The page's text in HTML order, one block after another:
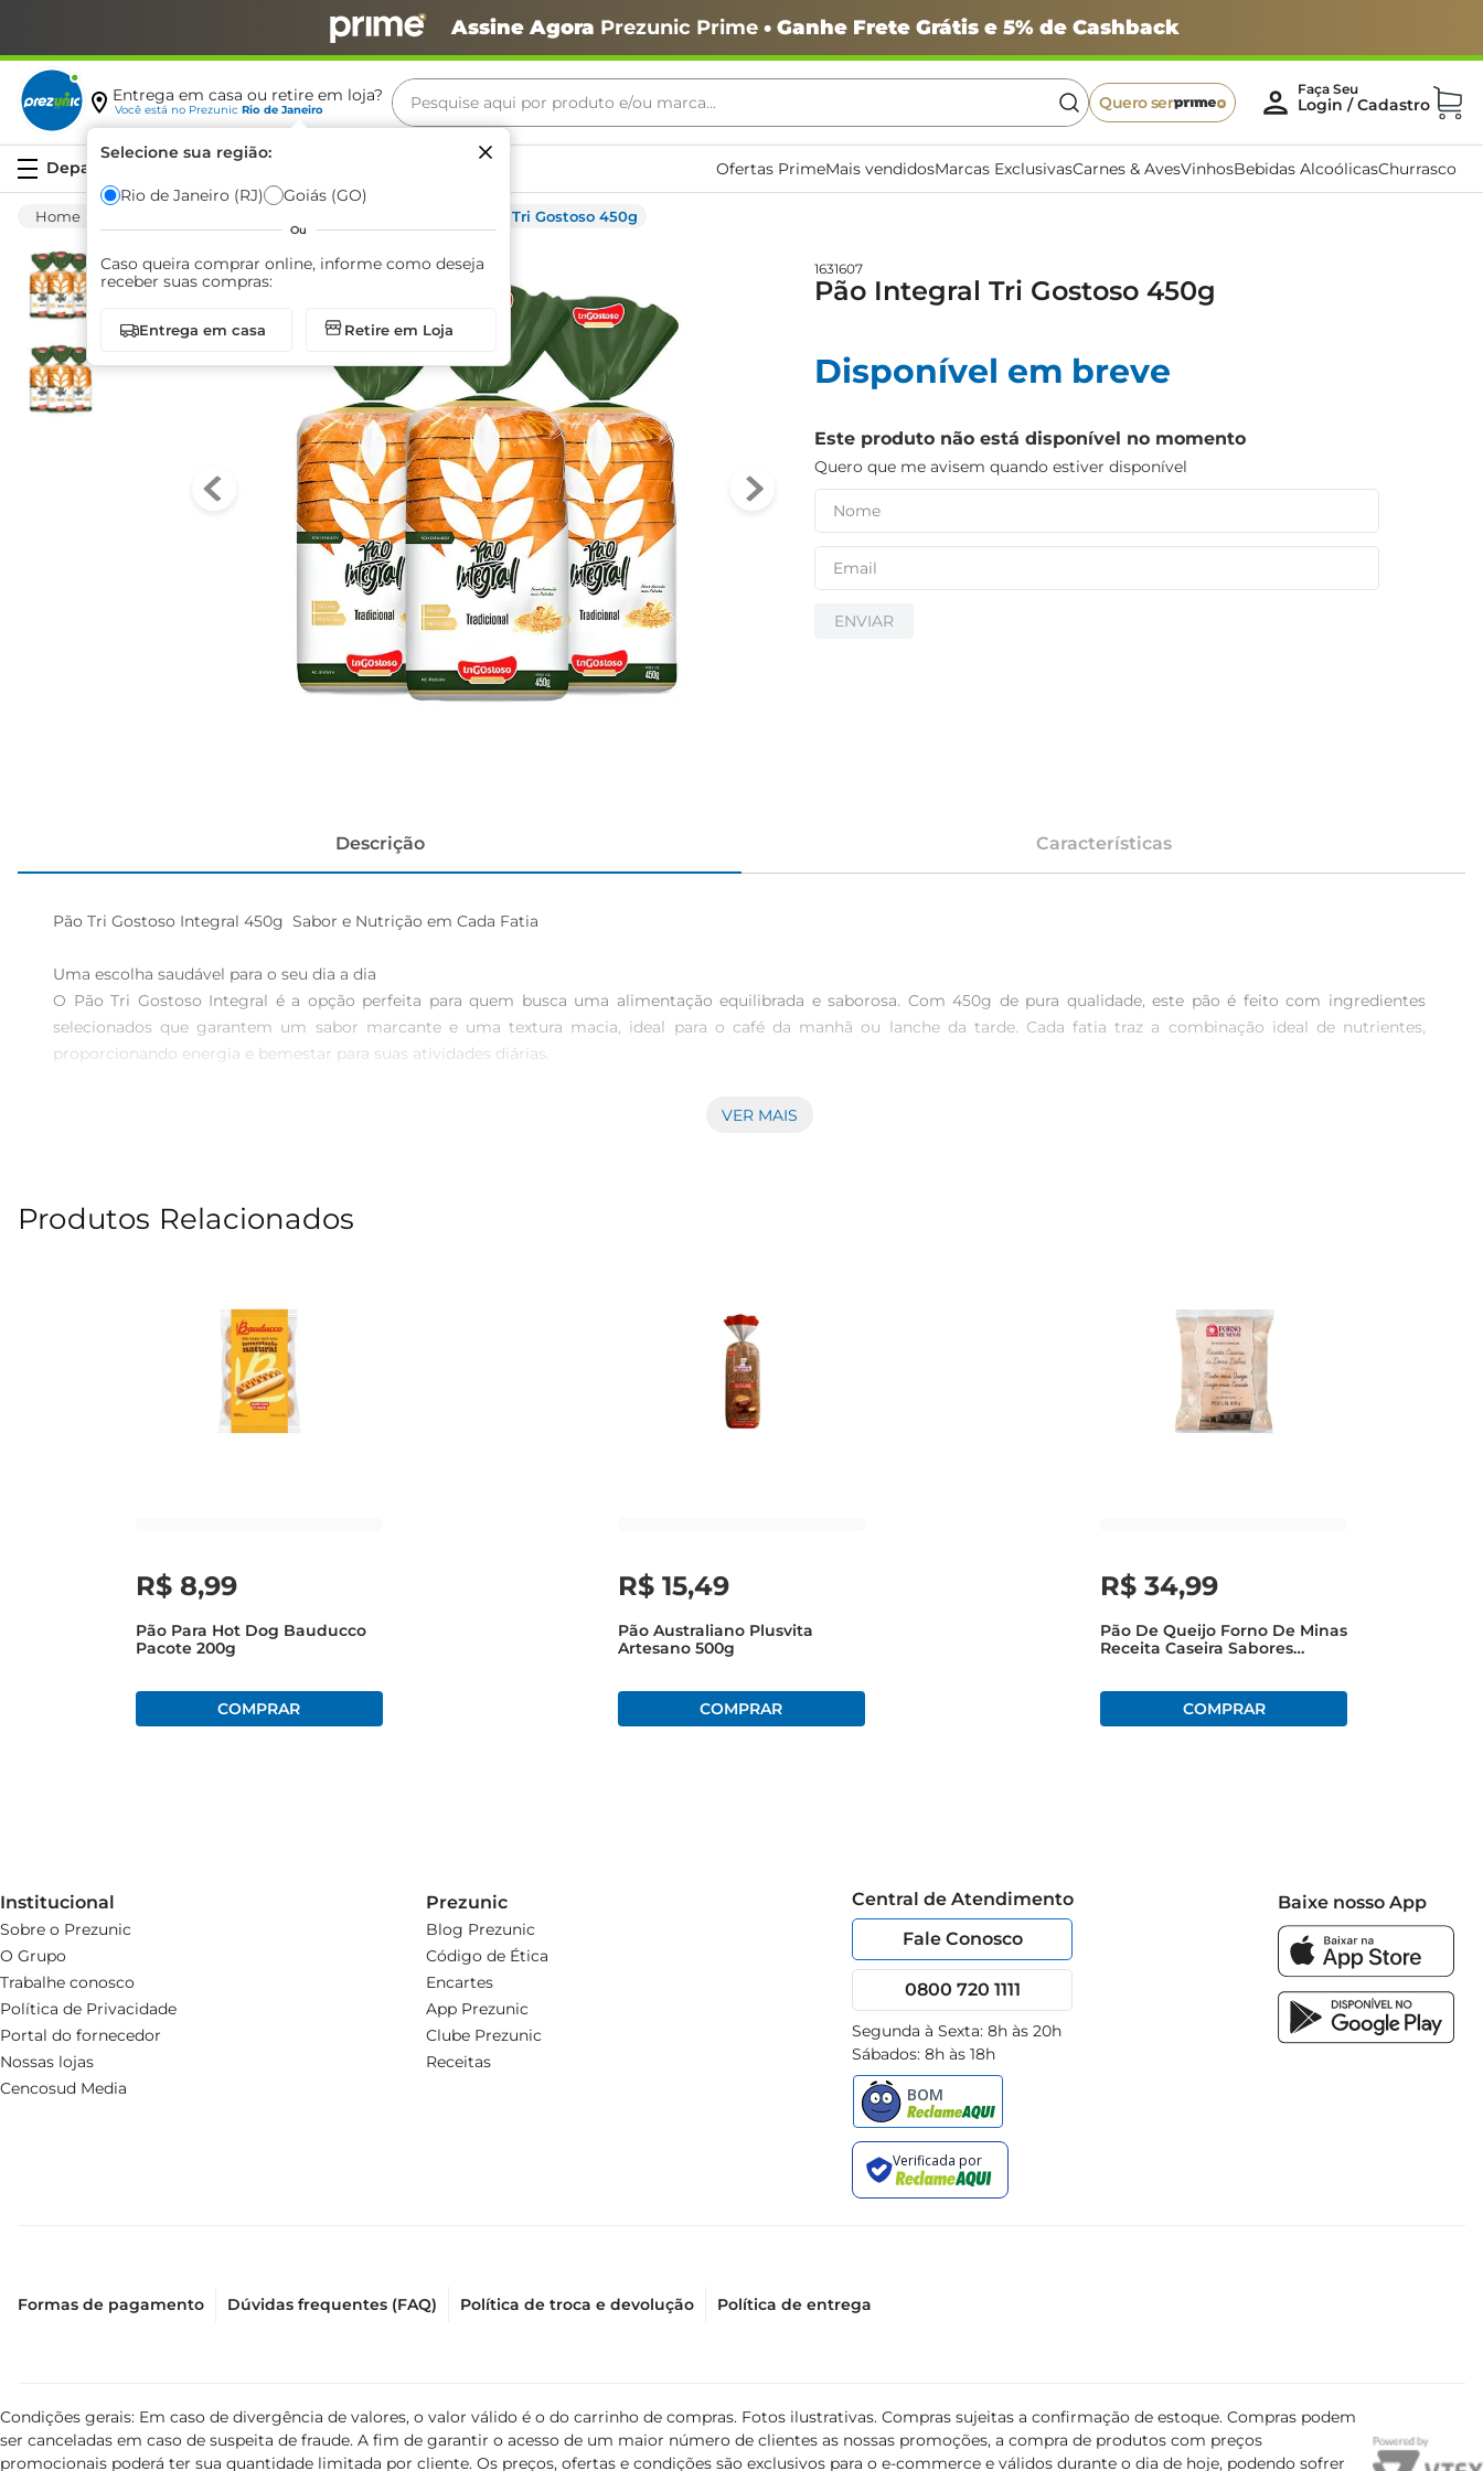
Assine Agora Prezunic Prime• Ganhe Frete Grátis e 5% de Cashback
Entrega em casa ou retire em loja?
Você está no Prezunic Rio de Janeiro
Selecione sua região:
Rio de Janeiro (RJ) Goiás (GO)
Ou
Caso queira comprar online, informe como deseja
receber suas compras:
Entrega em casa Retire em Loja
Pesquise aqui por produto e/ou marca...
Quero ser
Ofertas PrimeMais vendidosMarcas ExclusivasCarnes & AvesVinhosBebidas AlcoólicasChurrasco
Pão Integral Tri Gostoso 450g
1631607
Pão Integral Tri Gostoso 450g
Disponível em breve
Este produto não está disponível no momento
Quero que me avisem quando estiver disponível
ENVIAR
Descrição Características
Pão Tri Gostoso Integral 450g  Sabor e Nutrição em Cada Fatia
Uma escolha saudável para o seu dia a dia
O Pão Tri Gostoso Integral é a opção perfeita para quem busca uma alimentação equilibrada e saborosa. Com 450g de pura qualidade, este pão é feito com ingredientes
selecionados que garantem um sabor marcante e uma textura macia, ideal para o café da manhã ou lanche da tarde. Cada fatia traz a combinação ideal de nutrientes,
proporcionando energia e bemestar para suas atividades diárias.
jantar, este pão é a escolha ideal para quem aprecia um alimento que une sabor e saúde.
Armazenamento e conservação
Para garantir a frescura e a qualidade do Pão Tri Gostoso Integral, recomendase armazenálo em local seco e fresco, preferencialmente em embalagem fechada. Assim, você
poderá desfrutar de seu sabor e textura por mais tempo. Caso não consiga consumir todo opão de uma vez, o congelamento é uma ótima alternativa para preservar suas
VER MAIS
Produtos Relacionados
R$ 8,99
Pão Para Hot Dog Bauducco
Pacote 200g
R$ 15,49
Pão Australiano Plusvita
Artesano 500g
R$ 34,99
Pão De Queijo Forno De Minas
Receita Caseira Sabores
Institucional
Sobre o Prezunic
O Grupo
Trabalhe conosco
Política de Privacidade
Portal do fornecedor
Nossas lojas
Cencosud Media
Prezunic
Blog Prezunic
Código de Ética
Encartes
App Prezunic
Clube Prezunic
Receitas
Central de Atendimento
Fale Conosco
0800 720 1111
Segunda à Sexta: 8h às 20h
Sábados: 8h às 18h
Baixe nosso App
Formas de pagamento Dúvidas frequentes (FAQ) Política de troca e devolução Política de entrega
Condições gerais: Em caso de divergência de valores, o valor válido é o do carrinho de compras. Fotos ilustrativas. Compras sujeitas a confirmação de estoque. Compras podem
ser canceladas em caso de suspeita de fraude. A fim de garantir o acesso de um maior número de clientes as nossas promoções, a compra de produtos com preços
promocionais poderá ter sua quantidade limitada por cliente. Os preços, ofertas e condições são exclusivos para o e-commerce e válidos durante o dia de hoje, podendo sofrer
Termos mais buscados
café
azeite
biscoito
arroz
iogurte
papel higiênico
cerveja